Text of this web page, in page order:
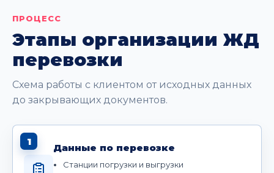
ПРОЦЕСС
Этапы организации ЖД
перевозки
Схема работы с клиентом от исходных данных
до закрывающих документов.
1
Данные по перевозке
Станции погрузки и выгрузки